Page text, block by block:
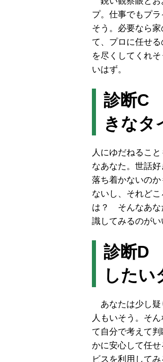
プ。仕事でもプ
そう。必要なら
て、プロに任せ
を尽くしてくれ
いはず。
診断C
きなタ
人にゆだねるこ
なあなた。世話
落ち着かないの
ないし、それど
は？ そんなあな
識してみるのがい
診断D
したい
あなたは少し疑
人もいそう。そ
て自分で考えて
かに安心して任
ビスを利用して